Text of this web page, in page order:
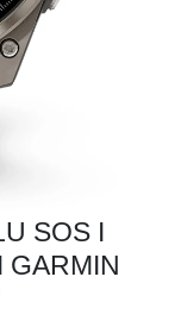
SOS I
GARMIN